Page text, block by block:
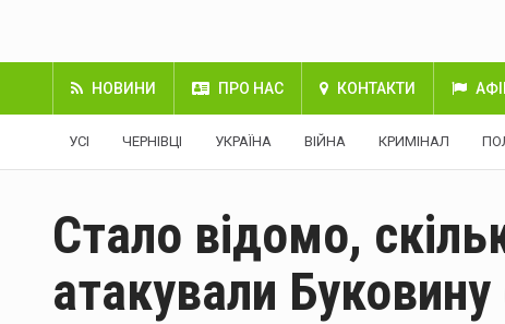
НОВИНИ ПРО НАС КОНТАКТИ
УСІ ЧЕРНІВЦІ УКРАЇНА ВІЙНА КРИМІНАЛ
Стало відомо,
атакували Буковину